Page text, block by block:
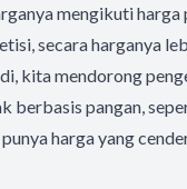
mengikuti harga
secara harganya
kita mendorong
berbasis pangan,
harga yang